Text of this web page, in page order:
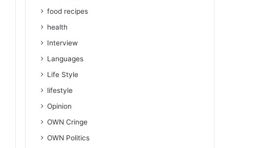
food recipes
health
Interview
Languages
Life Style
lifestyle
Opinion
OWN Cringe
OWN Politics